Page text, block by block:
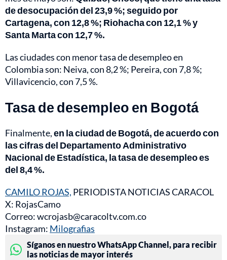
de desocupación del 23,9 %; seguido por
Cartagena, con 12,8 %; Riohacha con 12,1 % y
Santa Marta con 12,7 %.
Las ciudades con menor tasa de desempleo en
Colombia son: Neiva, con 8,2 %; Pereira, con 7,8 %;
Villavicencio, con 7,5 %.
Tasa de desempleo en Bogotá
Finalmente,en la ciudad de Bogotá, de acuerdo con
las cifras del Departamento Administrativo
Nacional de Estadística, la tasa de desempleo es
del 8,4 %.
CAMILO ROJAS, PERIODISTA NOTICIAS CARACOL
X: RojasCamo
Correo: wcrojasb@caracoltv.com.co
Instagram: Milografias
Síganos en nuestro WhatsApp Channel, para recibir
las noticias de mayor interés